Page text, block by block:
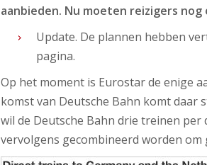
aanbieden. Nu moeten reizigers
Update. De plannen hebben
pagina.
Op het moment is Eurostar de enige
komst van Deutsche Bahn komt daar
wil de Deutsche Bahn drie treinen
vervolgens gecombineerd worden